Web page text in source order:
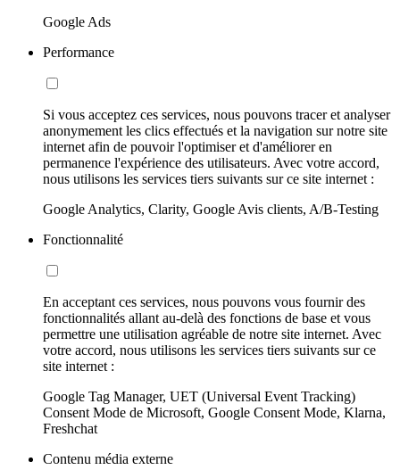
Google Ads
Performance
Si vous acceptez ces services, nous pouvons tracer et analyser
anonymement les clics effectués et la navigation sur notre site
internet afin de pouvoir l'optimiser et d'améliorer en
permanence l'expérience des utilisateurs. Avec votre accord,
nous utilisons les services tiers suivants sur ce site internet :
Google Analytics, Clarity, Google Avis clients, A/B-Testing
Fonctionnalité
En acceptant ces services, nous pouvons vous fournir des
fonctionnalités allant au-delà des fonctions de base et vous
permettre une utilisation agréable de notre site internet. Avec
votre accord, nous utilisons les services tiers suivants sur ce
site internet :
Google Tag Manager, UET (Universal Event Tracking)
Consent Mode de Microsoft, Google Consent Mode, Klarna,
Freshchat
Contenu média externe